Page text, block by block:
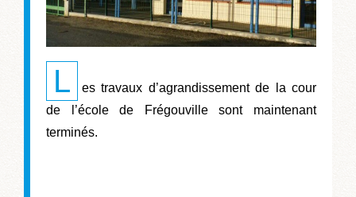
L
es travaux d’agrandissement de la cour
de l’école de Frégouville sont maintenant
terminés.